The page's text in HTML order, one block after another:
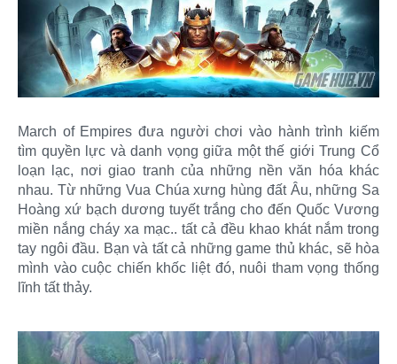
March of Empires đưa người chơi vào hành trình kiếm
tìm quyền lực và danh vọng giữa một thế giới Trung Cổ
loạn lạc, nơi giao tranh của những nền văn hóa khác
nhau. Từ những Vua Chúa xưng hùng đất Âu, những Sa
Hoàng xứ bạch dương tuyết trắng cho đến Quốc Vương
miền nắng cháy xa mạc.. tất cả đều khao khát nắm trong
tay ngôi đầu. Bạn và tất cả những game thủ khác, sẽ hòa
mình vào cuộc chiến khốc liệt đó, nuôi tham vọng thống
lĩnh tất thảy.